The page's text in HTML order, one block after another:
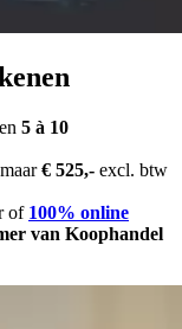
5 à 10
€ 525,- excl. btw
of 100% online
van Koophandel